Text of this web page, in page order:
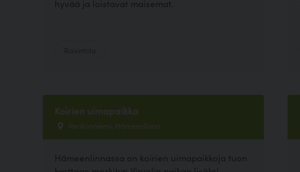
hyvää ja loistavat maisemat.
Koirien uimapaikka
Varikonniemi, Hämeenlinna
Hämeenlinnassa on koirien uimapaikkoja tuon